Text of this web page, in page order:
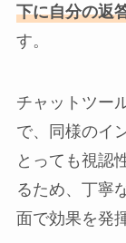
下に自分の返
す。
チャットツー
で、同様のイ
とっても視認
るため、丁寧
面で効果を発